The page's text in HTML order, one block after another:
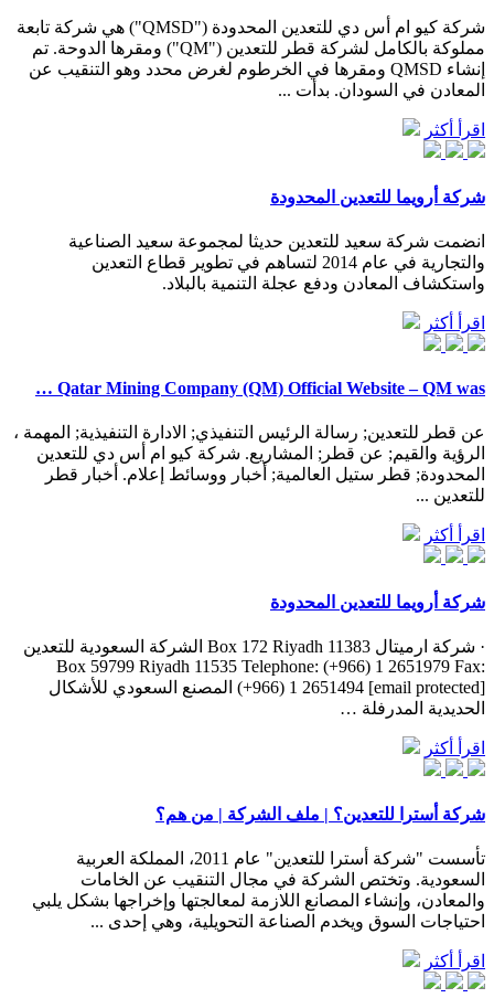
شركة كيو ام أس دي للتعدين المحدودة ("QMSD") هي شركة تابعة
مملوكة بالكامل لشركة قطر للتعدين ("QM") ومقرها الدوحة. تم
إنشاء QMSD ومقرها في الخرطوم لغرض محدد وهو التنقيب عن
المعادن في السودان. بدأت ...
اقرأ أكثر
شركة أرويما للتعدين المحدودة
انضمت شركة سعيد للتعدين حديثا لمجموعة سعيد الصناعية
والتجارية في عام 2014 لتساهم في تطوير قطاع التعدين
واستكشاف المعادن ودفع عجلة التنمية بالبلاد.
اقرأ أكثر
Qatar Mining Company (QM) Official Website – QM was …
عن قطر للتعدين; رسالة الرئيس التنفيذي; الادارة التنفيذية; المهمة ،
الرؤية والقيم; عن قطر; المشاريع. شركة كيو ام أس دي للتعدين
المحدودة; قطر ستيل العالمية; أخبار ووسائط إعلام. أخبار قطر
للتعدين ...
اقرأ أكثر
شركة أرويما للتعدين المحدودة
· شركة ارميتال Box 172 Riyadh 11383 الشركة السعودية للتعدين
Box 59799 Riyadh 11535 Telephone: (+966) 1 2651979 Fax:
(+966) 1 2651494 [email protected] المصنع السعودي للأشكال
الحديدية المدرفلة …
اقرأ أكثر
شركة أسترا للتعدين؟ | ملف الشركة | من هم؟
تأسست "شركة أسترا للتعدين" عام 2011، المملكة العربية
السعودية. وتختص الشركة في مجال التنقيب عن الخامات
والمعادن، وإنشاء المصانع اللازمة لمعالجتها وإخراجها بشكل يلبي
احتياجات السوق ويخدم الصناعة التحويلية، وهي إحدى ...
اقرأ أكثر